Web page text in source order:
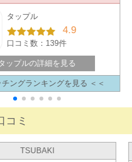
タップル
4.9
口コミ数：139件
ップルの詳細を見る
チングランキングを見る ＜＜
コミ
TSUBAKI